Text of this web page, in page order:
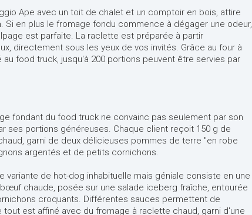
Ape avec un toit de chalet et un comptoir en bois, attire
Si en plus le fromage fondu commence à dégager une odeur,
est parfaite. La raclette est préparée à partir
directement sous les yeux de vos invités. Grâce au four à
food truck, jusqu'à 200 portions peuvent être servies par
fondant du food truck ne convainc pas seulement par son
ses portions généreuses. Chaque client reçoit 150 g de
garni de deux délicieuses pommes de terre "en robe
argentés et de petits cornichons.
variante de hot-dog inhabituelle mais géniale consiste en une
chaude, posée sur une salade iceberg fraîche, entourée
croquants. Différentes sauces permettent de
tout est affiné avec du fromage à raclette chaud, garni d'une